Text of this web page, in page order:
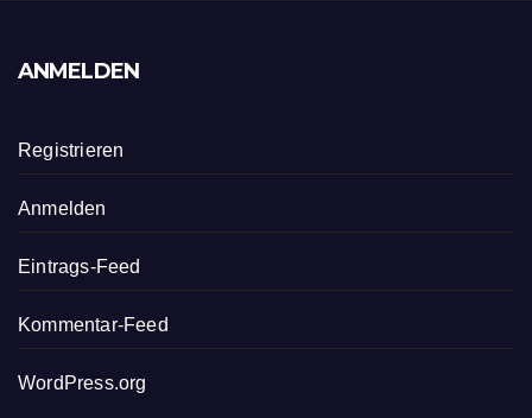
ANMELDEN
Registrieren
Anmelden
Eintrags-Feed
Kommentar-Feed
WordPress.org